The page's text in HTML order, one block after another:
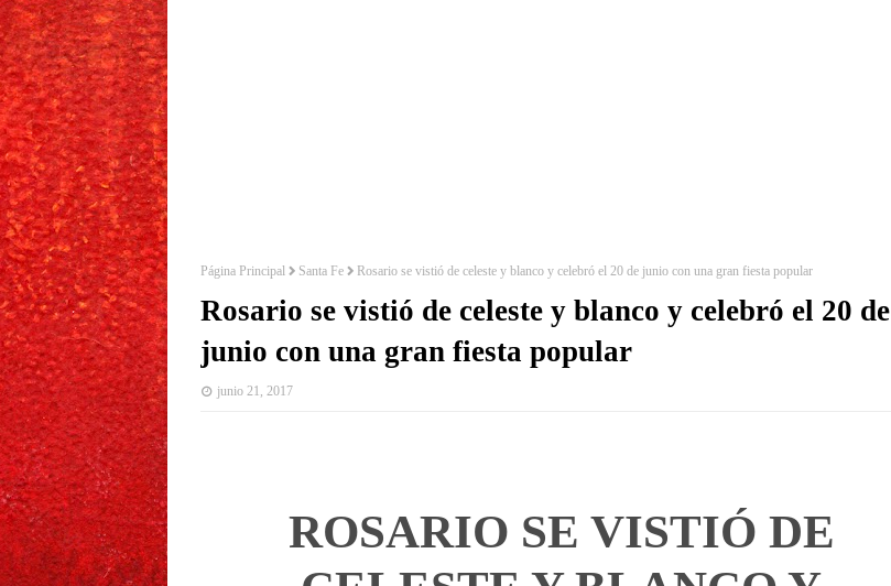
Página Principal Santa Fe Rosario se vistió de celeste y blanco y celebró el 20 de junio con una gran fiesta popular
Rosario se vistió de celeste y blanco y celebró el 20 de
junio con una gran fiesta popular
junio 21, 2017
ROSARIO SE VISTIÓ DE